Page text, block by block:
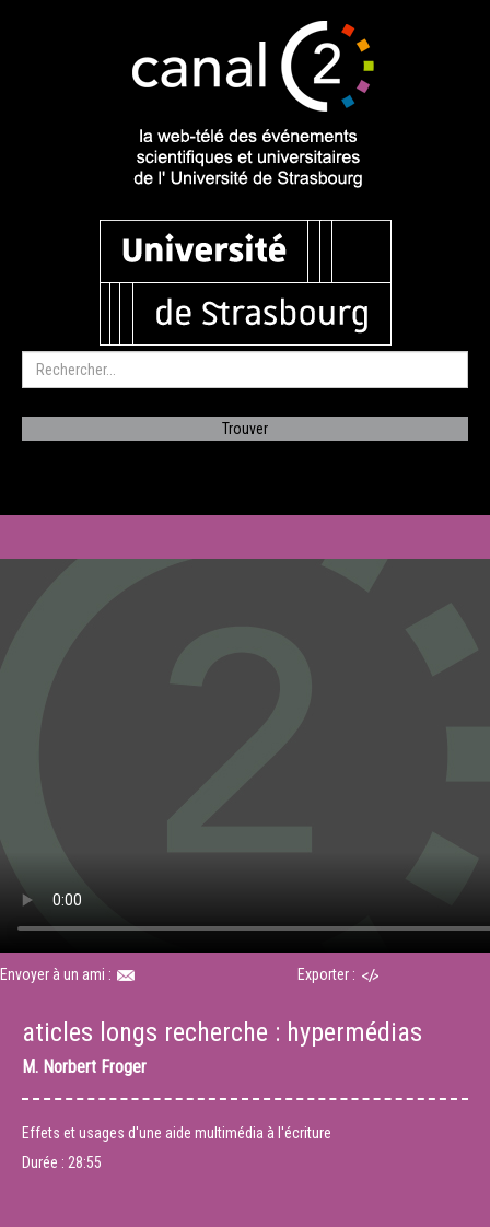
Envoyer à un ami : Exporter :
aticles longs recherche : hypermédias
M. Norbert Froger
Effets et usages d'une aide multimédia à l'écriture
Durée : 28:55